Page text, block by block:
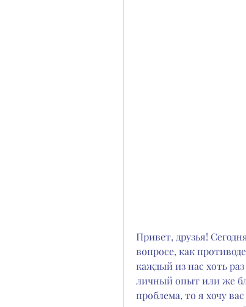
Привет, друзья!
вопросе, как
каждый из нас хоть
личный опыт или же
проблема, то я хочу